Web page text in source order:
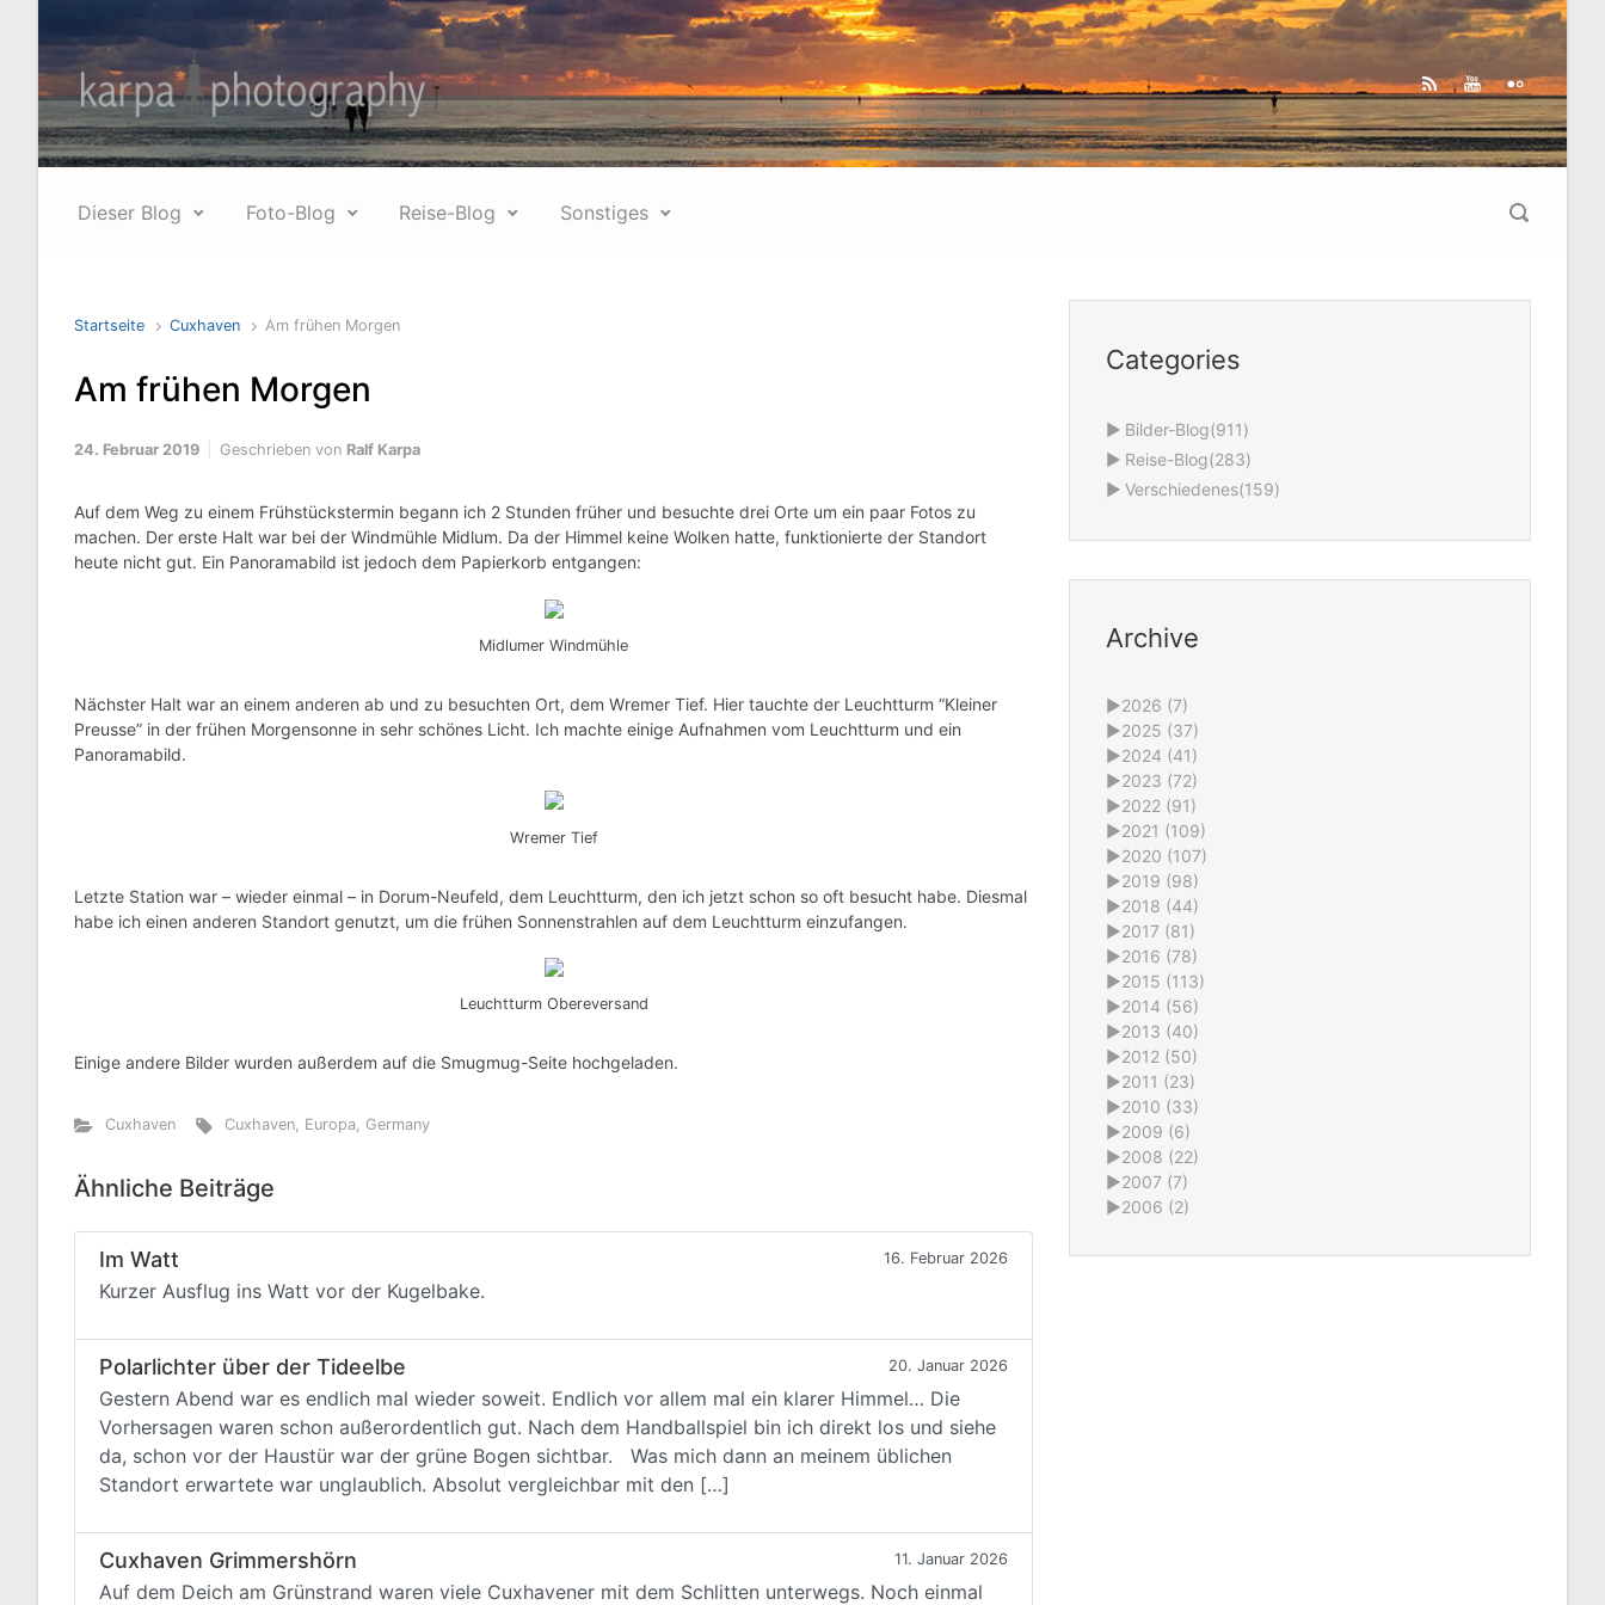
Zum Hauptinhalt springen
Dieser Blog Foto-Blog Reise-Blog Sonstiges
Startseite Cuxhaven Am frühen Morgen
Am frühen Morgen
24. Februar 2019 Geschrieben von Ralf Karpa
Auf dem Weg zu einem Frühstückstermin begann ich 2 Stunden früher und besuchte drei Orte um ein paar Fotos zu
machen. Der erste Halt war bei der Windmühle Midlum. Da der Himmel keine Wolken hatte, funktionierte der Standort
heute nicht gut. Ein Panoramabild ist jedoch dem Papierkorb entgangen:
Midlumer Windmühle
Nächster Halt war an einem anderen ab und zu besuchten Ort, dem Wremer Tief. Hier tauchte der Leuchtturm “Kleiner
Preusse” in der frühen Morgensonne in sehr schönes Licht. Ich machte einige Aufnahmen vom Leuchtturm und ein
Panoramabild.
Wremer Tief
Letzte Station war – wieder einmal – in Dorum-Neufeld, dem Leuchtturm, den ich jetzt schon so oft besucht habe. Diesmal
habe ich einen anderen Standort genutzt, um die frühen Sonnenstrahlen auf dem Leuchtturm einzufangen.
Leuchtturm Obereversand
Einige andere Bilder wurden außerdem auf die Smugmug-Seite hochgeladen.
Cuxhaven Cuxhaven, Europa, Germany
Ähnliche Beiträge
Im Watt 16. Februar 2026
Kurzer Ausflug ins Watt vor der Kugelbake.
Polarlichter über der Tideelbe 20. Januar 2026
Gestern Abend war es endlich mal wieder soweit. Endlich vor allem mal ein klarer Himmel… Die
Vorhersagen waren schon außerordentlich gut. Nach dem Handballspiel bin ich direkt los und siehe
da, schon vor der Haustür war der grüne Bogen sichtbar. Was mich dann an meinem üblichen
Standort erwartete war unglaublich. Absolut vergleichbar mit den […]
Cuxhaven Grimmershörn 11. Januar 2026
Auf dem Deich am Grünstrand waren viele Cuxhavener mit dem Schlitten unterwegs. Noch einmal
Categories
► Bilder-Blog(911)
► Reise-Blog(283)
► Verschiedenes(159)
Archive
►2026 (7)
►2025 (37)
►2024 (41)
►2023 (72)
►2022 (91)
►2021 (109)
►2020 (107)
►2019 (98)
►2018 (44)
►2017 (81)
►2016 (78)
►2015 (113)
►2014 (56)
►2013 (40)
►2012 (50)
►2011 (23)
►2010 (33)
►2009 (6)
►2008 (22)
►2007 (7)
►2006 (2)